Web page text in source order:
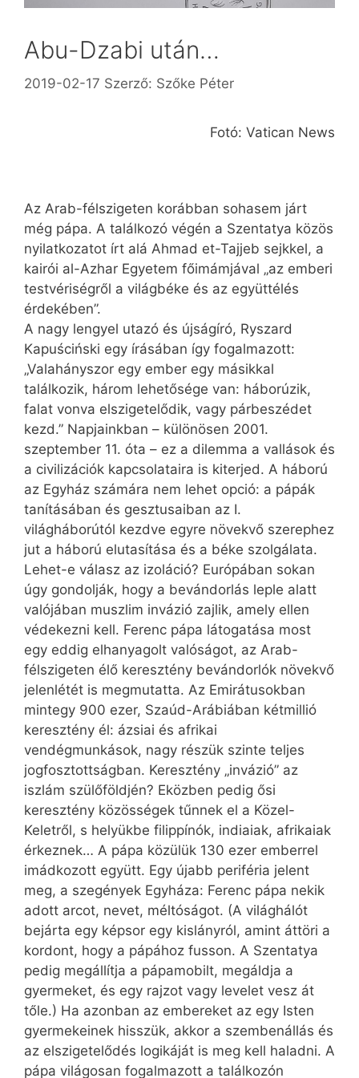
Abu-Dzabi után…
2019-02-17 Szerző: Szőke Péter
Fotó: Vatican News
Az Arab-félszigeten korábban sohasem járt
még pápa. A találkozó végén a Szentatya közös
nyilatkozatot írt alá Ahmad et-Tajjeb sejkkel, a
kairói al-Azhar Egyetem főimámjával „az emberi
testvériségről a világbéke és az együttélés
érdekében”.
A nagy lengyel utazó és újságíró, Ryszard
Kapuściński egy írásában így fogalmazott:
„Valahányszor egy ember egy másikkal
találkozik, három lehetősége van: háborúzik,
falat vonva elszigetelődik, vagy párbeszédet
kezd.” Napjainkban – különösen 2001.
szeptember 11. óta – ez a dilemma a vallások és
a civilizációk kapcsolataira is kiterjed. A háború
az Egyház számára nem lehet opció: a pápák
tanításában és gesztusaiban az I.
világháborútól kezdve egyre növekvő szerephez
jut a háború elutasítása és a béke szolgálata.
Lehet-e válasz az izoláció? Európában sokan
úgy gondolják, hogy a bevándorlás leple alatt
valójában muszlim invázió zajlik, amely ellen
védekezni kell. Ferenc pápa látogatása most
egy eddig elhanyagolt valóságot, az Arab-
félszigeten élő keresztény bevándorlók növekvő
jelenlétét is megmutatta. Az Emirátusokban
mintegy 900 ezer, Szaúd-Arábiában kétmillió
keresztény él: ázsiai és afrikai
vendégmunkások, nagy részük szinte teljes
jogfosztottságban. Keresztény „invázió” az
iszlám szülőföldjén? Eközben pedig ősi
keresztény közösségek tűnnek el a Közel-
Keletről, s helyükbe filippínók, indiaiak, afrikaiak
érkeznek… A pápa közülük 130 ezer emberrel
imádkozott együtt. Egy újabb periféria jelent
meg, a szegények Egyháza: Ferenc pápa nekik
adott arcot, nevet, méltóságot. (A világhálót
bejárta egy képsor egy kislányról, amint áttöri a
kordont, hogy a pápához fusson. A Szentatya
pedig megállítja a pápamobilt, megáldja a
gyermeket, és egy rajzot vagy levelet vesz át
tőle.) Ha azonban az embereket az egy Isten
gyermekeinek hisszük, akkor a szembenállás és
az elszigetelődés logikáját is meg kell haladni. A
pápa világosan fogalmazott a találkozón